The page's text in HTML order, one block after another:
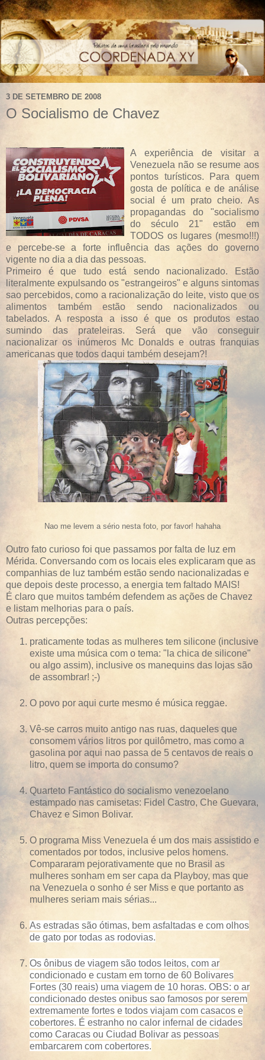
3 DE SETEMBRO DE 2008
O Socialismo de Chavez
A experiência de visitar a
Venezuela não se resume aos
pontos turísticos. Para quem
gosta de política e de análise
social é um prato cheio. As
propagandas do "socialismo
do século 21" estão em
TODOS os lugares (mesmo!!!)
e percebe-se a forte influência das ações do governo
vigente no dia a dia das pessoas.
Primeiro é que tudo está sendo nacionalizado. Estão
literalmente expulsando os "estrangeiros" e alguns sintomas
sao percebidos, como a racionalização do leite, visto que os
alimentos também estão sendo nacionalizados ou
tabelados. A resposta a isso é que os produtos estao
sumindo das prateleiras. Será que vão conseguir
nacionalizar os inúmeros Mc Donalds e outras franquias
americanas que todos daqui também desejam?!
Nao me levem a sério nesta foto, por favor! hahaha
Outro fato curioso foi que passamos por falta de luz em
Mérida. Conversando com os locais eles explicaram que as
companhias de luz também estão sendo nacionalizadas e
que depois deste processo, a energia tem faltado MAIS!
É claro que muitos também defendem as ações de Chavez
e listam melhorias para o país.
Outras percepções:
praticamente todas as mulheres tem silicone (inclusive
existe uma música com o tema: "la chica de silicone"
ou algo assim), inclusive os manequins das lojas são
de assombrar! ;-)
O povo por aqui curte mesmo é música reggae.
Vê-se carros muito antigo nas ruas, daqueles que
consomem vários litros por quilômetro, mas como a
gasolina por aqui nao passa de 5 centavos de reais o
litro, quem se importa do consumo?
Quarteto Fantástico do socialismo venezoelano
estampado nas camisetas: Fidel Castro, Che Guevara,
Chavez e Simon Bolivar.
O programa Miss Venezuela é um dos mais assistido e
comentados por todos, inclusive pelos homens.
Compararam pejorativamente que no Brasil as
mulheres sonham em ser capa da Playboy, mas que
na Venezuela o sonho é ser Miss e que portanto as
mulheres seriam mais sérias...
As estradas são ótimas, bem asfaltadas e com olhos
de gato por todas as rodovias.
Os ônibus de viagem são todos leitos, com ar
condicionado e custam em torno de 60 Bolivares
Fortes (30 reais) uma viagem de 10 horas. OBS: o ar
condicionado destes onibus sao famosos por serem
extremamente fortes e todos viajam com casacos e
cobertores. É estranho no calor infernal de cidades
como Caracas ou Ciudad Bolivar as pessoas
embarcarem com cobertores.